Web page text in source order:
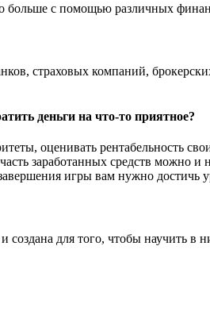
больше с помощью различных
страховых компаний,
деньги на что-то приятное?
оценивать рентабельность
заработанных средств можно
игры вам нужно достичь
для того, чтобы научить в